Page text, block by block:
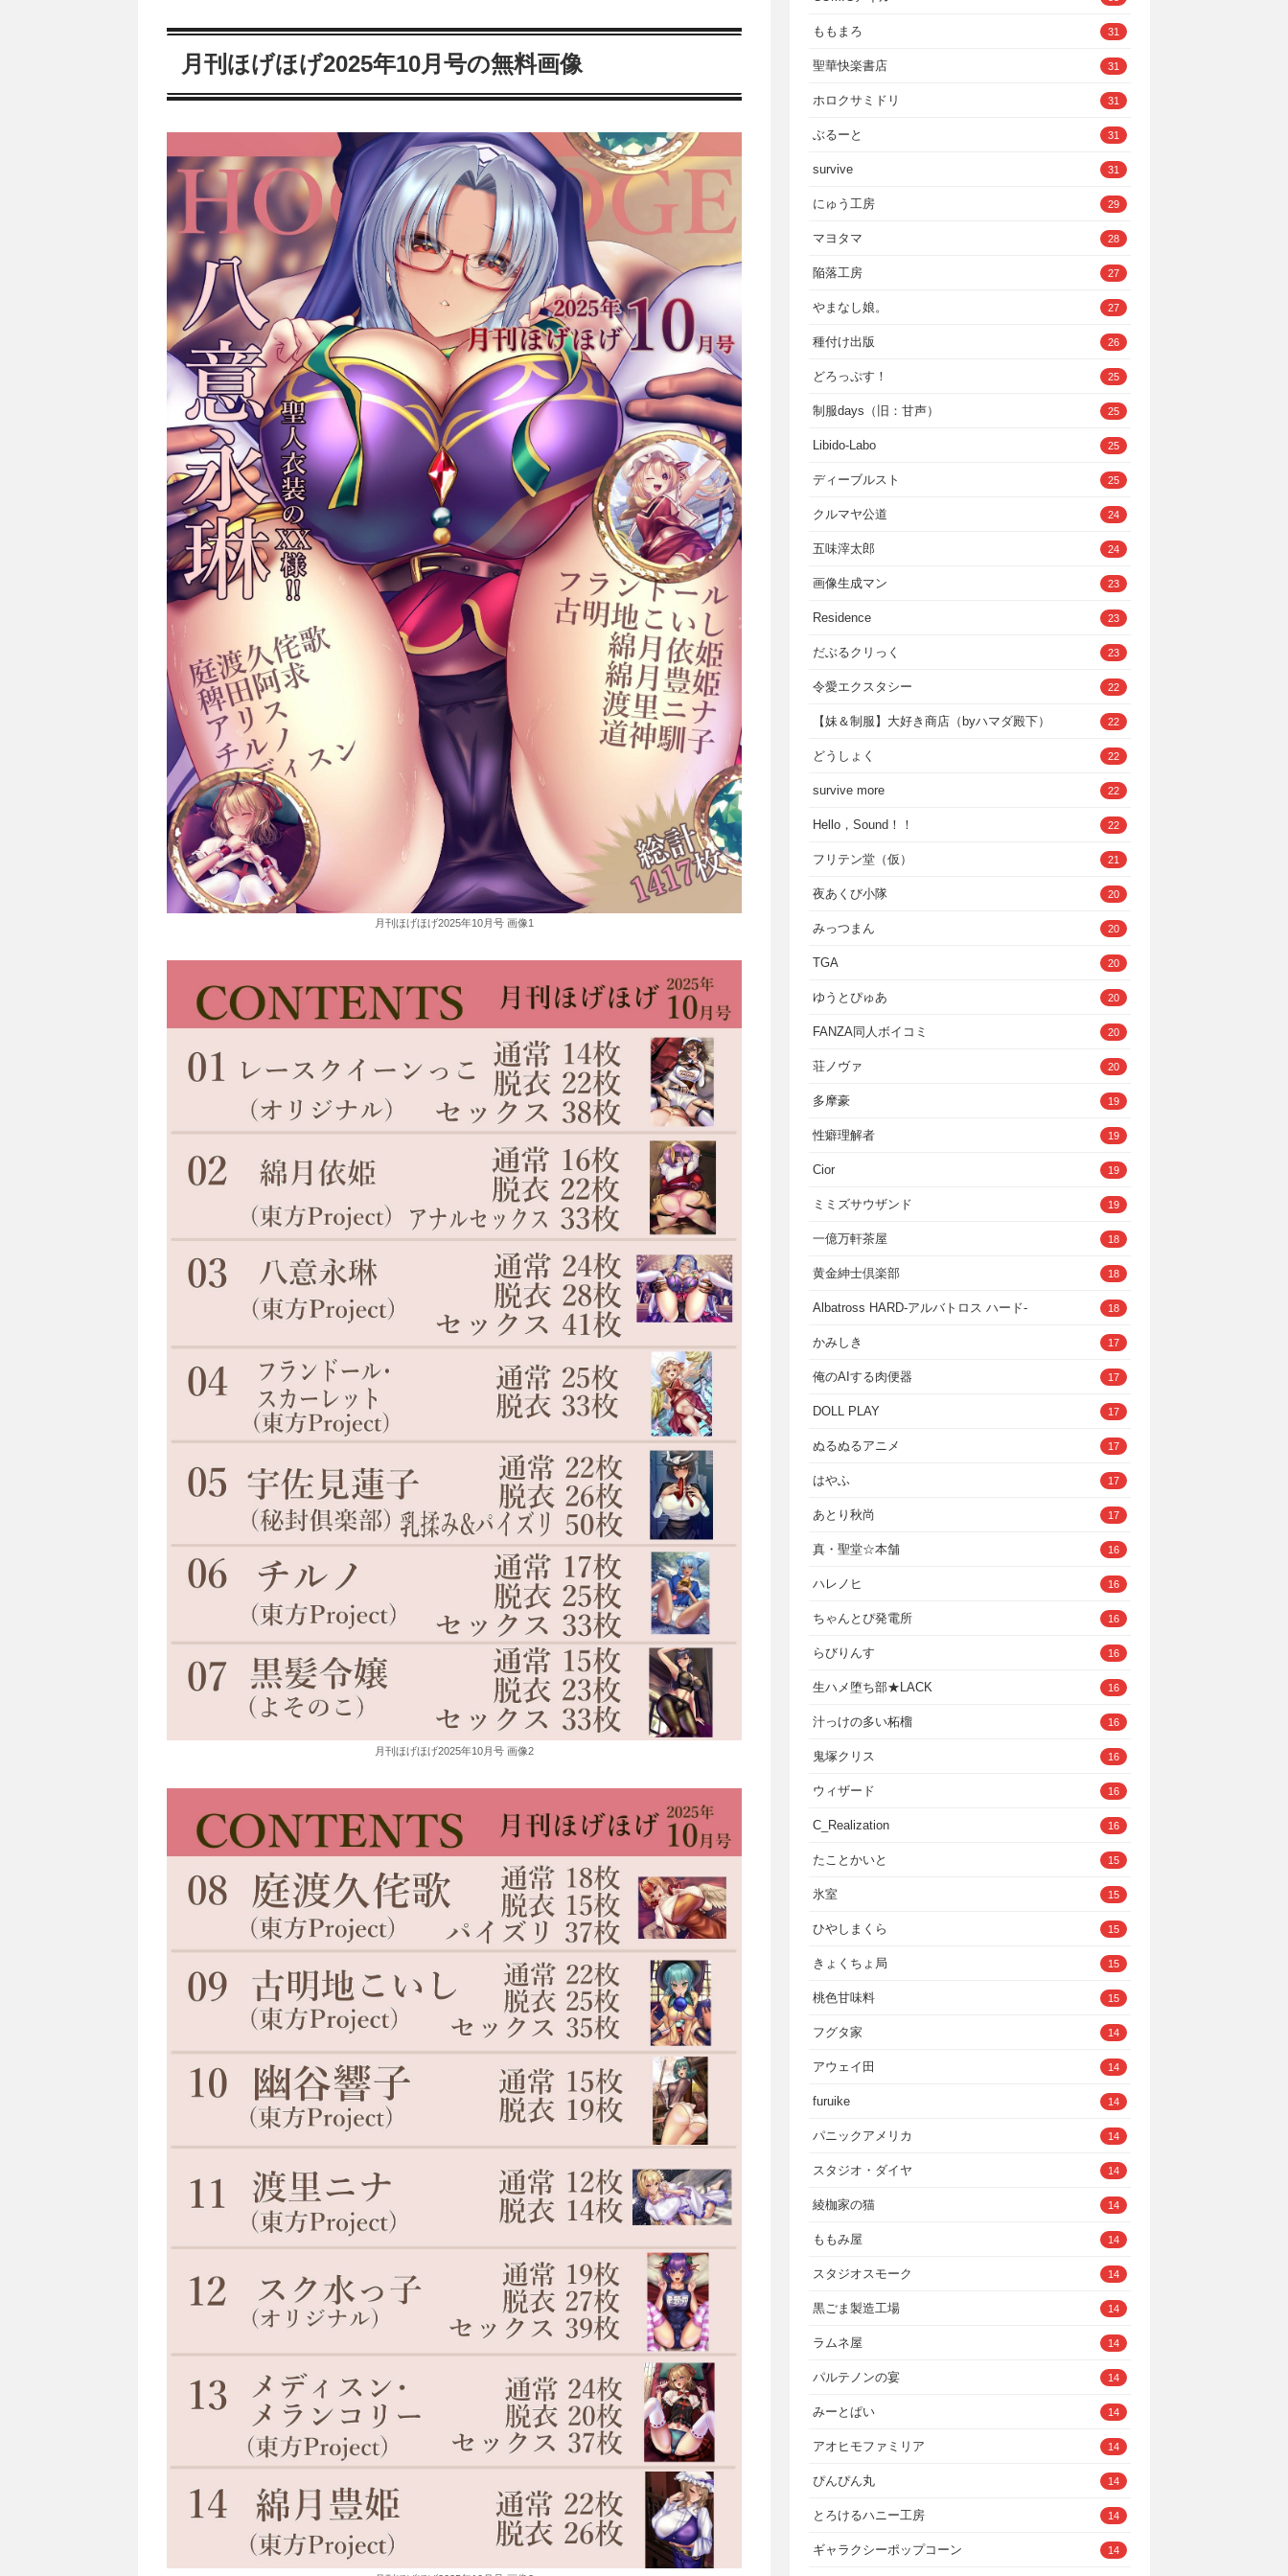
月刊ほげほげ2025年10月号の無料画像
月刊ほげほげ2025年10月号 画像1
月刊ほげほげ2025年10月号 画像2
ももまろ 31
聖華快楽書店 31
ホロクサミドリ 31
ぶるーと 31
survive 31
にゅう工房 29
マヨタマ 28
陥落工房 27
やまなし娘。 27
種付け出版 26
どろっぷす！ 25
制服days（旧：甘声） 25
Libido-Labo 25
ディーブルスト 25
クルマヤ公道 24
五味滓太郎 24
画像生成マン 23
Residence 23
だぶるクリっく 23
令愛エクスタシー 22
【妹＆制服】大好き商店（byハマダ殿下） 22
どうしょく 22
survive more 22
Hello，Sound！！ 22
フリテン堂（仮） 21
夜あくび小隊 20
みっつまん 20
TGA 20
ゆうとぴゅあ 20
FANZA同人ボイコミ 20
荘ノヴァ 20
多摩豪 19
性癖理解者 19
Cior 19
ミミズサウザンド 19
一億万軒茶屋 18
黄金紳士倶楽部 18
Albatross HARD‐アルバトロス ハード‐ 18
かみしき 17
俺のAIする肉便器 17
DOLL PLAY 17
ぬるぬるアニメ 17
はやふ 17
あとり秋尚 17
真・聖堂☆本舗 16
ハレノヒ 16
ちゃんとぴ発電所 16
らびりんす 16
生ハメ堕ち部★LACK 16
汁っけの多い柘榴 16
鬼塚クリス 16
ウィザード 16
C_Realization 16
たことかいと 15
氷室 15
ひやしまくら 15
きょくちょ局 15
桃色甘味料 15
フグタ家 14
アウェイ田 14
furuike 14
パニックアメリカ 14
スタジオ・ダイヤ 14
綾枷家の猫 14
ももみ屋 14
スタジオスモーク 14
黒ごま製造工場 14
ラムネ屋 14
パルテノンの宴 14
みーとぱい 14
アオヒモファミリア 14
ぴんぴん丸 14
とろけるハニー工房 14
ギャラクシーポップコーン 14